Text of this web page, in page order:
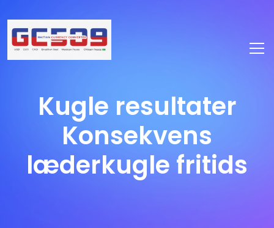
Kugle resultater
Konsekvens
læderkugle fritids